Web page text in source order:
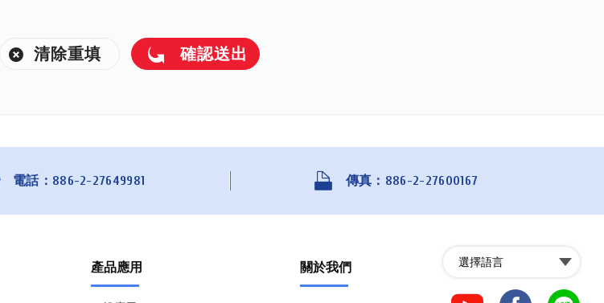
清除重填 確認送出
電話：886-2-27649981 傳真：886-2-27600167
產品應用 關於我們